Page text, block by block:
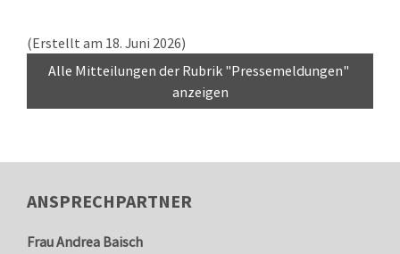
(Erstellt am 18. Juni 2026)
Alle Mitteilungen der Rubrik "Pressemeldungen"
anzeigen
ANSPRECHPARTNER
FrauAndrea Baisch